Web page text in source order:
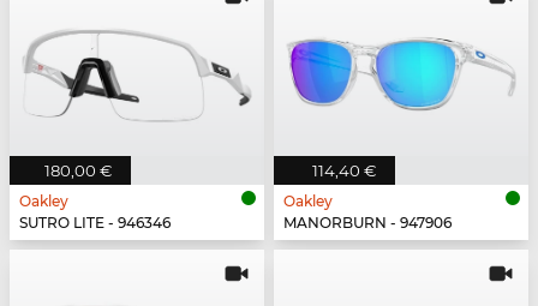
180,00 €
Oakley
SUTRO LITE - 946346
114,40 €
Oakley
MANORBURN - 947906